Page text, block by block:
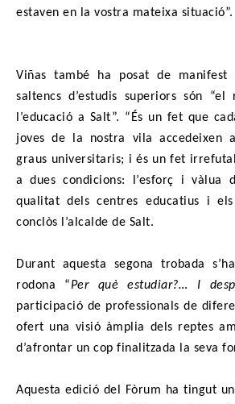
estaven en la vostra mateixa situació”.
Viñas també ha posat de manifest
saltencs d’estudis superiors són
l’educació a Salt”. “És un fet que
joves de la nostra vila accedeixen
graus universitaris; i és un fet
a dues condicions: l’esforç i vàlua
qualitat dels centres educatius i els
conclòs l’alcalde de Salt.
Durant aquesta segona trobada
rodona “Per què estudiar?… I
participació de professionals de
ofert una visió àmplia dels reptes
d’afrontar un cop finalitzada la seva
Aquesta edició del Fòrum ha tingut